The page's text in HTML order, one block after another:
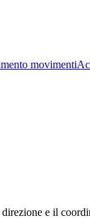
movimenti
e il